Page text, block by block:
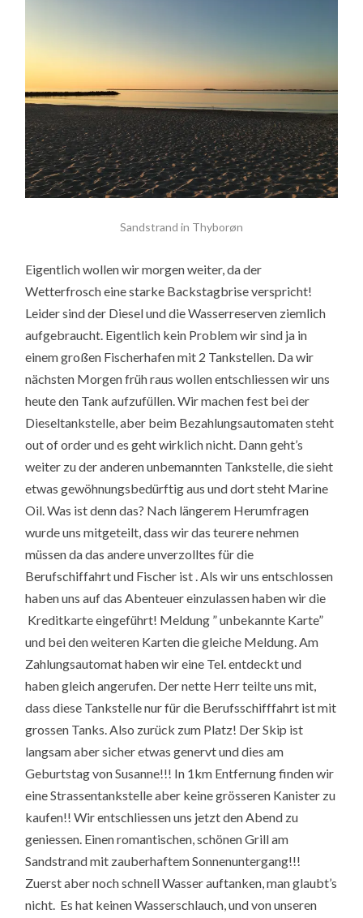
Sandstrand in Thyborøn
Eigentlich wollen wir morgen weiter, da der
Wetterfrosch eine starke Backstagbrise verspricht!
Leider sind der Diesel und die Wasserreserven ziemlich
aufgebraucht. Eigentlich kein Problem wir sind ja in
einem großen Fischerhafen mit 2 Tankstellen. Da wir
nächsten Morgen früh raus wollen entschliessen wir uns
heute den Tank aufzufüllen. Wir machen fest bei der
Dieseltankstelle, aber beim Bezahlungsautomaten steht
out of order und es geht wirklich nicht. Dann geht’s
weiter zu der anderen unbemannten Tankstelle, die sieht
etwas gewöhnungsbedürftig aus und dort steht Marine
Oil. Was ist denn das? Nach längerem Herumfragen
wurde uns mitgeteilt, dass wir das teurere nehmen
müssen da das andere unverzolltes für die
Berufschiffahrt und Fischer ist . Als wir uns entschlossen
haben uns auf das Abenteuer einzulassen haben wir die
Kreditkarte eingeführt! Meldung ” unbekannte Karte”
und bei den weiteren Karten die gleiche Meldung. Am
Zahlungsautomat haben wir eine Tel. entdeckt und
haben gleich angerufen. Der nette Herr teilte uns mit,
dass diese Tankstelle nur für die Berufsschifffahrt ist mit
grossen Tanks. Also zurück zum Platz! Der Skip ist
langsam aber sicher etwas genervt und dies am
Geburtstag von Susanne!!! In 1km Entfernung finden wir
eine Strassentankstelle aber keine grösseren Kanister zu
kaufen!! Wir entschliessen uns jetzt den Abend zu
geniessen. Einen romantischen, schönen Grill am
Sandstrand mit zauberhaftem Sonnenuntergang!!!
Zuerst aber noch schnell Wasser auftanken, man glaubt’s
nicht. Es hat keinen Wasserschlauch, und von unseren